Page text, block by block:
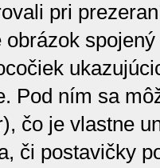
pri
obrázok
Pod ním sa
čo je vlastne
či postavičky